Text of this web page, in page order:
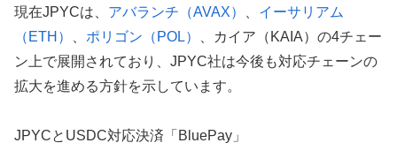
現在JPYCは、 アバランチ（AVAX）
イーサリアム
（ETH）
ポリゴン（POL）
、カイア（KAIA）の4チェー
ン上で展開されており、JPYC社は今後も対応チェーンの
拡大を進める方針を示しています。
JPYCとUSDC対応決済「BluePay」